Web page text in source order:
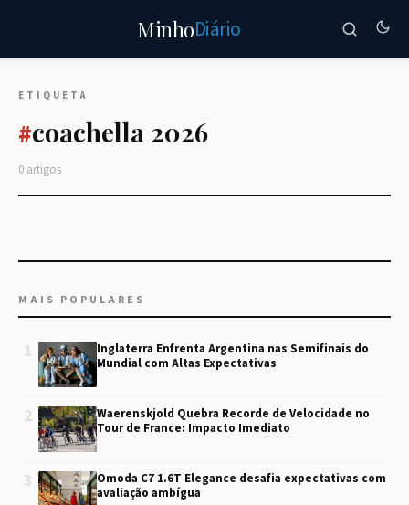
MinhoDiário
ETIQUETA
#coachella 2026
0 artigos
MAIS POPULARES
1
Inglaterra Enfrenta Argentina nas Semifinais do
Mundial com Altas Expectativas
2
Waerenskjold Quebra Recorde de Velocidade no
Tour de France: Impacto Imediato
3
Omoda C7 1.6T Elegance desafia expectativas com
avaliação ambígua